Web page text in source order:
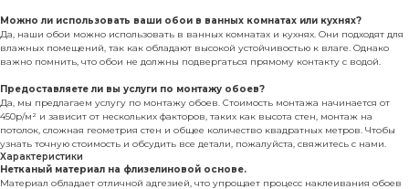
Можно ли использовать ваши обои в ванных комнатах или кухнях?
Да, наши обои можно использовать в ванных комнатах и кухнях. Они подходят для
влажных помещений, так как обладают высокой устойчивостью к влаге. Однако
важно помнить, что обои не должны подвергаться прямому контакту с водой.
Предоставляете ли вы услуги по монтажу обоев?
Да, мы предлагаем услугу по монтажу обоев. Стоимость монтажа начинается от
450р/м² и зависит от нескольких факторов, таких как высота стен, монтаж на
потолок, сложная геометрия стен и общее количество квадратных метров. Чтобы
узнать точную стоимость и обсудить все детали, пожалуйста, свяжитесь с нами.
Характеристики
Нетканый материал на флизелиновой основе.
Материал обладает отличной адгезией, что упрощает процесс наклеивания обоев